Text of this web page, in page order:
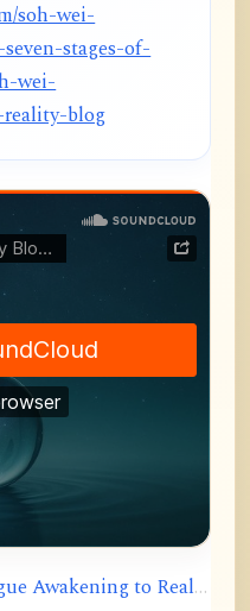
soh-wei-
seven-stages-of-
wei-
reality-blog
Awakening to Reality